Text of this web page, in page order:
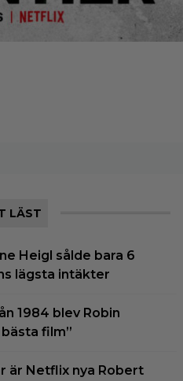
LÄST
Heigl sålde bara 6
lägsta intäkter
1984 blev Robin
film”
är Netflix nya Robert